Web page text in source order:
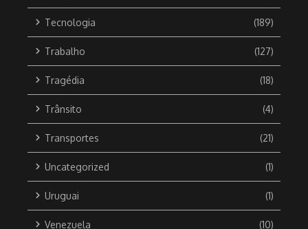
Tecnologia (189)
Trabalho (127)
Tragédia (18)
Trânsito (4)
Transportes (21)
Uncategorized (1)
Uruguai (1)
Venezuela (10)